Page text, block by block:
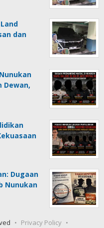
dan
Dewan,
Dugaan
Nunukan
Privacy Policy